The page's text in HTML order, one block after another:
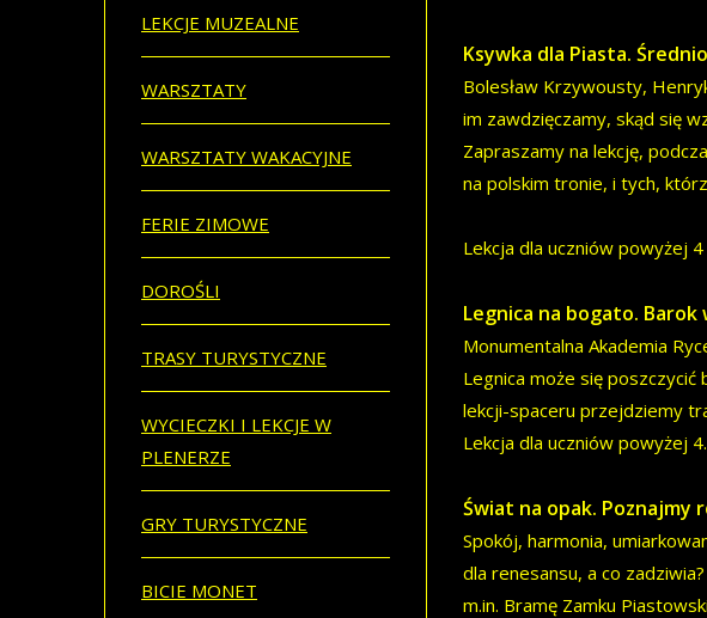
Ksywka dla Piasta.
Bolesław Krzywousty,
im zawdzięczamy, skąd się
Zapraszamy na lekcję,
na polskim tronie, i tych,
Lekcja dla uczniów powyżej
Legnica na bogato. Barok
Monumentalna Akademia
Legnica może się poszczycić
lekcji-spaceru przejdziemy
Lekcja dla uczniów powyżej
Świat na opak. Poznajmy
Spokój, harmonia,
dla renesansu, a co
m.in. Bramę Zamku
LEKCJE MUZEALNE
WARSZTATY
WARSZTATY WAKACYJNE
FERIE ZIMOWE
DOROŚLI
TRASY TURYSTYCZNE
WYCIECZKI I LEKCJE W
PLENERZE
GRY TURYSTYCZNE
BICIE MONET